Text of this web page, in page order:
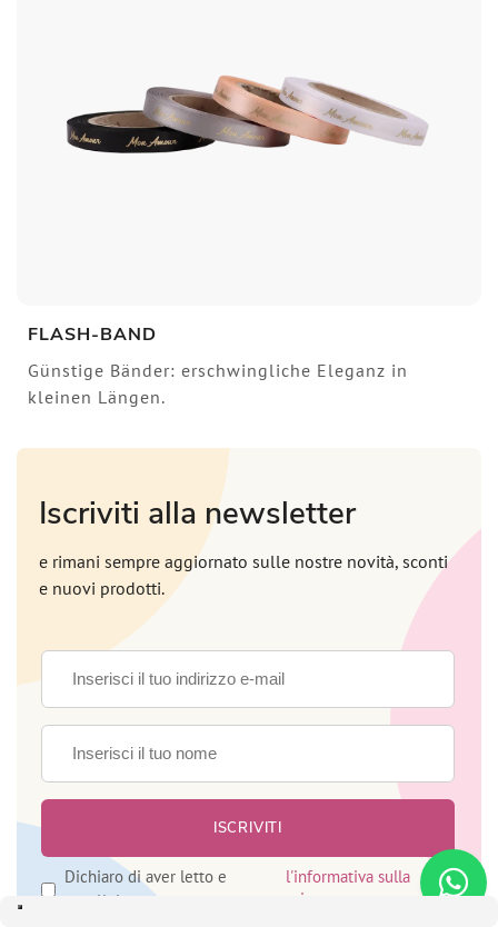
FLASH-BAND
Günstige Bänder: erschwingliche Eleganz in
kleinen Längen.
Iscriviti alla newsletter
e rimani sempre aggiornato sulle nostre novità, sconti
e nuovi prodotti.
Dichiaro di aver letto e
accettato
l'informativa sulla